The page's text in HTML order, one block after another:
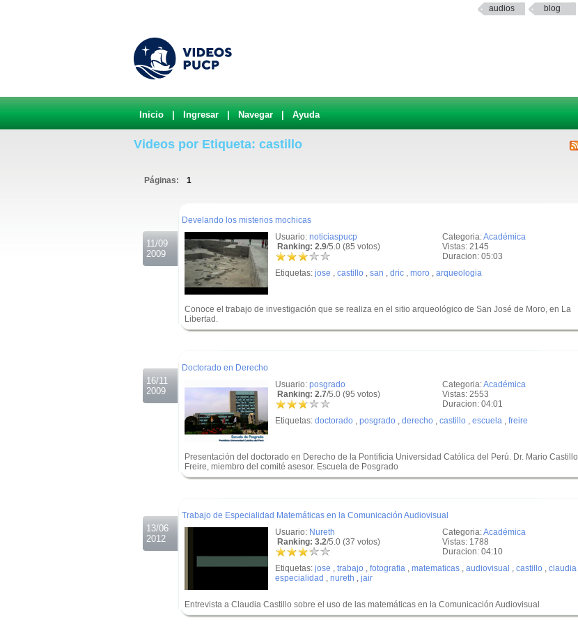
audios blog
Inicio Ingresar Navegar Ayuda
Videos por Etiqueta: castillo
Páginas: 1
11/09
2009
Develando los misterios mochicas
Categoria:Académica
Vistas: 2145
Duracion: 05:03
Usuario: noticiaspucp
Ranking: 2.9/5.0 (85 votos)
Etiquetas: jose , castillo , san , dric , moro , arqueologia
Conoce el trabajo de investigación que se realiza en el sitio arqueológico de San José de Moro, en La
Libertad.
16/11
2009
Doctorado en Derecho
Categoria:Académica
Vistas: 2553
Duracion: 04:01
Usuario: posgrado
Ranking: 2.7/5.0 (95 votos)
Etiquetas: doctorado , posgrado , derecho , castillo , escuela , freire
Presentación del doctorado en Derecho de la Pontificia Universidad Católica del Perú. Dr. Mario Castillo
Freire, miembro del comité asesor. Escuela de Posgrado
13/06
2012
Trabajo de Especialidad Matemáticas en la Comunicación Audiovisual
Categoria:Académica
Vistas: 1788
Duracion: 04:10
Usuario: Nureth
Ranking: 3.2/5.0 (37 votos)
Etiquetas: jose , trabajo , fotografia , matematicas , audiovisual , castillo , claudia
especialidad , nureth , jair
Entrevista a Claudia Castillo sobre el uso de las matemáticas en la Comunicación Audiovisual